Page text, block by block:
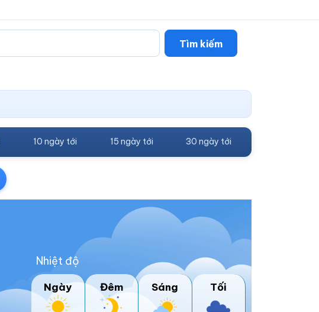
Tìm kiếm
10 ngày tới 15 ngày tới 30 ngày tới
Nhiệt độ
Ngày Đêm Sáng Tối